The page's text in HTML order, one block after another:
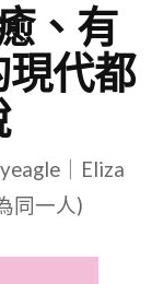
、有
代都
｜Eliza
同一人)